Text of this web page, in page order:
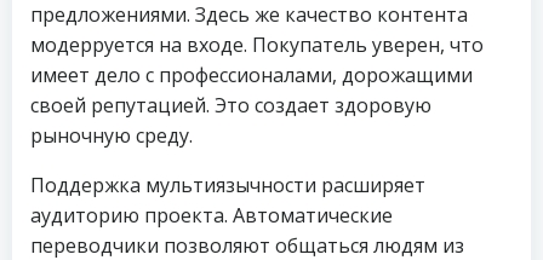
предложениями. Здесь же качество контента
модерруется на входе. Покупатель уверен, что
имеет дело с профессионалами, дорожащими
своей репутацией. Это создает здоровую
рыночную среду.
Поддержка мультиязычности расширяет
аудиторию проекта. Автоматические
переводчики позволяют общаться людям из